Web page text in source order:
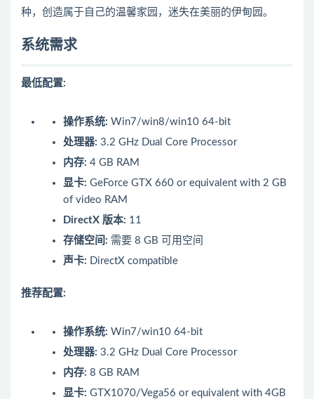
种，创造属于自己的温馨家园，迷失在美丽的伊甸园。
系统需求
最低配置:
操作系统: Win7/win8/win10 64-bit
处理器: 3.2 GHz Dual Core Processor
内存: 4 GB RAM
显卡: GeForce GTX 660 or equivalent with 2 GB
of video RAM
DirectX 版本: 11
存储空间: 需要 8 GB 可用空间
声卡: DirectX compatible
推荐配置:
操作系统: Win7/win10 64-bit
处理器: 3.2 GHz Dual Core Processor
内存: 8 GB RAM
显卡: GTX1070/Vega56 or equivalent with 4GB